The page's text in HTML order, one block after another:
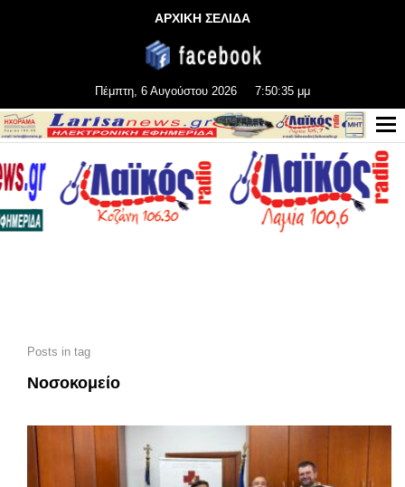
ΑΡΧΙΚΗ ΣΕΛΙΔΑ
Πέμπτη, 6 Αυγούστου 2026 7:50:37 μμ
Posts in tag
Νοσοκομείο